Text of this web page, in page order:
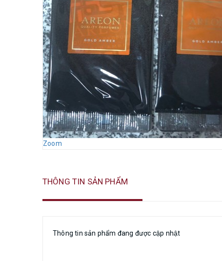
Zoom
THÔNG TIN SẢN PHẨM
Thông tin sản phẩm đang được cập nhật